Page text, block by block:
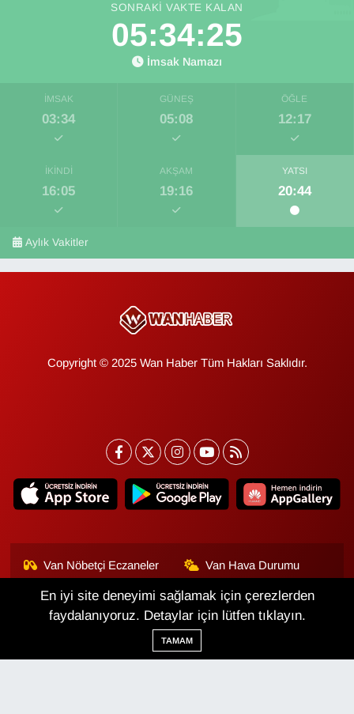
SONRAKI VAKTE KALAN
05:34:24
İmsak Namazı
İMSAK
03:34
GÜNEŞ
05:08
ÖĞLE
12:17
İKINDI
16:05
AKŞAM
19:16
YATSI
20:44
Aylık Vakitler
Copyright © 2025 Wan Haber Tüm Hakları Saklıdır.
Van Nöbetçi Eczaneler Van Hava Durumu
Van Namaz Vakitleri
Van Trafik Yoğunluk
Haritası
Puan Durumu ve Fikstür
En iyi site deneyimi sağlamak için çerezlerden
faydalanıyoruz. Detaylar için lütfen tıklayın.
TAMAM